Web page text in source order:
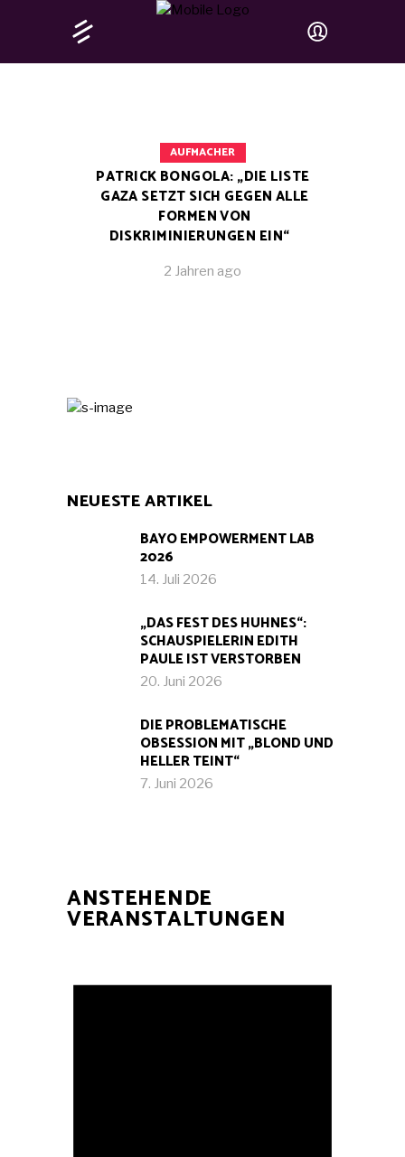
AUFMACHER
PATRICK BONGOLA: „DIE LISTE
GAZA SETZT SICH GEGEN ALLE
FORMEN VON
DISKRIMINIERUNGEN EIN“
2 Jahren ago
NEUESTE ARTIKEL
BAYO EMPOWERMENT LAB
2026
14. Juli 2026
„DAS FEST DES HUHNES“:
SCHAUSPIELERIN EDITH
PAULE IST VERSTORBEN
20. Juni 2026
DIE PROBLEMATISCHE
OBSESSION MIT „BLOND UND
HELLER TEINT“
7. Juni 2026
ANSTEHENDE
VERANSTALTUNGEN